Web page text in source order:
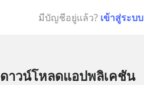
มีบัญชีอยู่แล้ว? เข้าสู่ระบบ
ดาวน์โหลดแอปพลิเคชัน